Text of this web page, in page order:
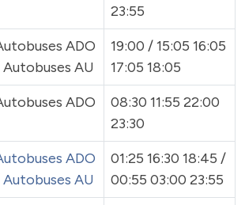
23:55
ADO
AU
19:00 / 15:05 16:05
17:05 18:05
ADO
08:30 11:55 22:00
23:30
ADO
Autobuses AU
01:25 16:30 18:45 /
00:55 03:00 23:55